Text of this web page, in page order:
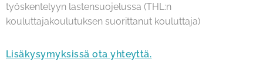
työskentelyyn lastensuojelussa (THL:n
kouluttajakoulutuksen suorittanut kouluttaja)
Lisäkysymyksissä ota yhteyttä.